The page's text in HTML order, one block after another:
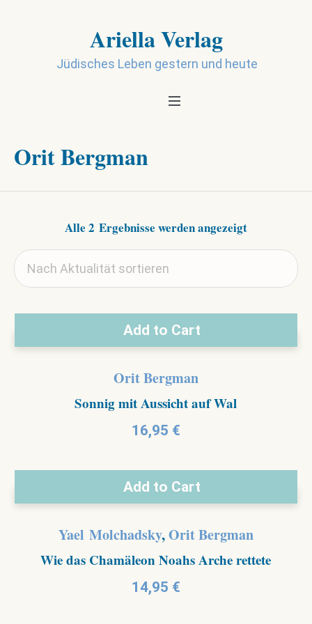
Ariella Verlag
Jüdisches Leben gestern und heute
Orit Bergman
Alle 2 Ergebnisse werden angezeigtNach
Add to Cart
Orit Bergman
Sonnig mit Aussicht auf Wal
16,95 €
Add to Cart
Yael Molchadsky,Orit Bergman
Wie das Chamäleon Noahs Arche rettete
14,95 €